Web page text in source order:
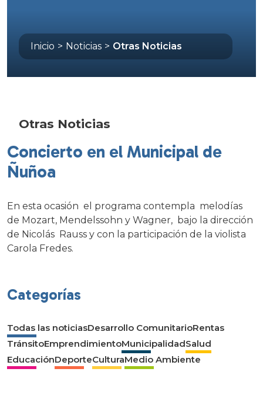
Inicio > Noticias > Otras Noticias
Otras Noticias
Concierto en el Municipal de
Ñuñoa
En esta ocasión el programa contempla melodías
de Mozart, Mendelssohn y Wagner, bajo la dirección
de Nicolás Rauss y con la participación de la violista
Carola Fredes.
Categorías
Todas las noticiasDesarrollo ComunitarioRentas
TránsitoEmprendimientoMunicipalidadSalud
EducaciónDeporteCulturaMedio Ambiente